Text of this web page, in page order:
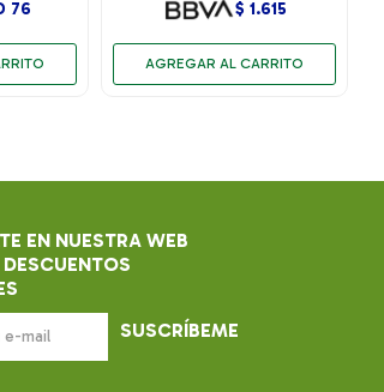
76 $ 1.615
EN NUESTRA WEB
SUSCRÍBEME